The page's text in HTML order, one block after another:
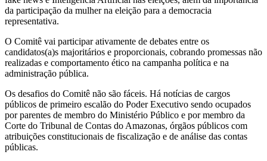
da participação da mulher na eleição para a democracia
representativa.
O Comitê vai participar ativamente de debates entre os
candidatos(a)s majoritários e proporcionais, cobrando promessas não
realizadas e comportamento ético na campanha política e na
administração pública.
Os desafios do Comitê não são fáceis. Há notícias de cargos
públicos de primeiro escalão do Poder Executivo sendo ocupados
por parentes de membro do Ministério Público e por membro da
Corte do Tribunal de Contas do Amazonas, órgãos públicos com
atribuições constitucionais de fiscalização e de análise das contas
públicas.